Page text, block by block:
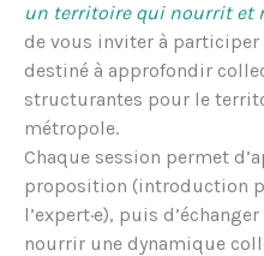
un territoire qui nourrit et
de vous inviter à participer
destiné à approfondir
structurantes pour le
métropole.
Chaque session permet
proposition (introduction
l’expert·e), puis
nourrir une dynamique